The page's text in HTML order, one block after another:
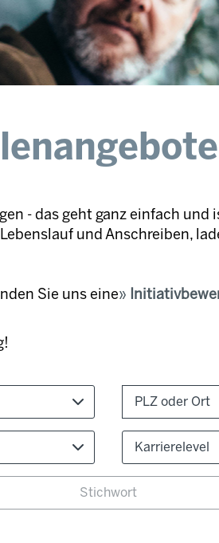
- das geht ganz einfach
und Anschreiben,
Sie uns eine
Karrierelevel